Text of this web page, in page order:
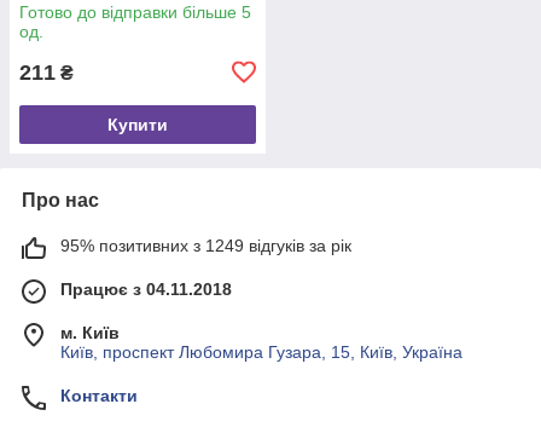
Готово до відправки більше 5
од.
211 ₴
Купити
Про нас
95% позитивних з 1249 відгуків за рік
Працює з 04.11.2018
м. Київ
Київ, проспект Любомира Гузара, 15, Київ, Україна
Контакти